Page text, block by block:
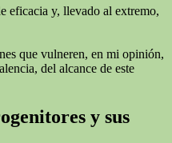
eficacia y, llevado al extremo,
que vulneren, en mi opinión,
del alcance de este
y sus